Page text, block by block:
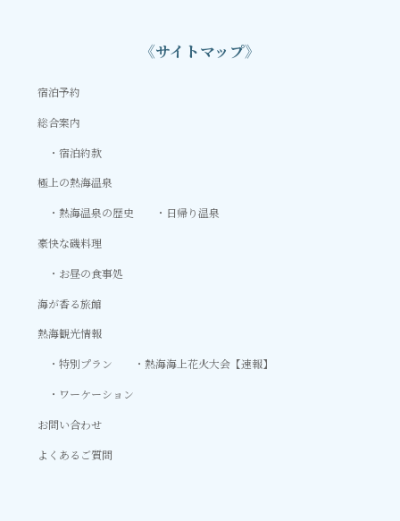
《サイトマップ》
宿泊予約
総合案内
宿泊約款
極上の熱海温泉
熱海温泉の歴史
日帰り温泉
豪快な磯料理
お昼の食事処
海が香る旅館
熱海観光情報
特別プラン
熱海海上花火大会【速報】
ワーケーション
お問い合わせ
よくあるご質問